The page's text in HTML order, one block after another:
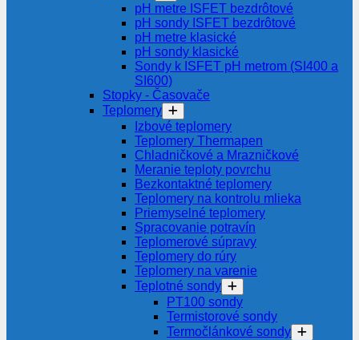
pH metre ISFET bezdrôtové
pH sondy ISFET bezdrôtové
pH metre klasické
pH sondy klasické
Sondy k ISFET pH metrom (SI400 a
SI600)
Stopky - Časovače
Teplomery
Izbové teplomery
Teplomery Thermapen
Chladničkové a Mrazničkové
Meranie teploty povrchu
Bezkontaktné teplomery
Teplomery na kontrolu mlieka
Priemyselné teplomery
Spracovanie potravín
Teplomerové súpravy
Teplomery do rúry
Teplomery na varenie
Teplotné sondy
PT100 sondy
Termistorové sondy
Termočlánkové sondy